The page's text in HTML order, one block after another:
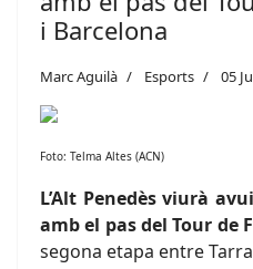
i Barcelona
Marc Aguilà Esports 05
Foto: Telma Altes (ACN)
L’Alt Penedès viurà
amb el pas del Tour de
segona etapa entre